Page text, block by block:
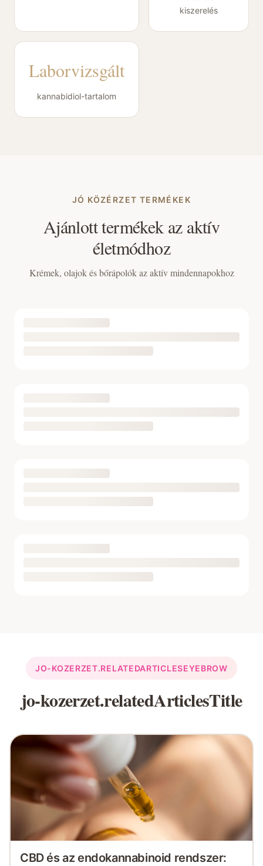
kiszerelés
Laborvizsgált
kannabidiol-tartalom
JÓ KÖZÉRZET TERMÉKEK
Ajánlott termékek az aktív
életmódhoz
Krémek, olajok és bőrápolók az aktív mindennapokhoz
JO-KOZERZET.RELATEDARTICLESEYEBROW
jo-kozerzet.relatedArticlesTitle
CBD és az endokannabinoid rendszer: